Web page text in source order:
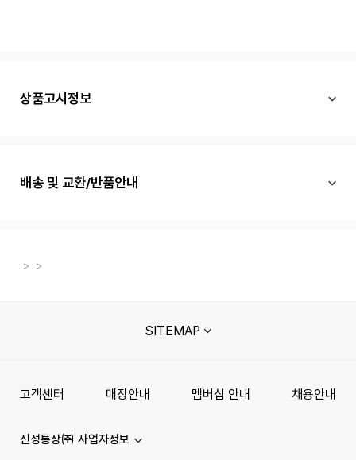
상품고시정보
배송 및 교환/반품안내
SITEMAP
고객센터 매장안내 멤버십 안내 채용안내
신성통상㈜ 사업자정보